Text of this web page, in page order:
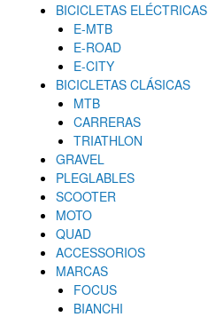
BICICLETAS ELÉCTRICAS
E-MTB
E-ROAD
E-CITY
BICICLETAS CLÁSICAS
MTB
CARRERAS
TRIATHLON
GRAVEL
PLEGLABLES
SCOOTER
MOTO
QUAD
ACCESSORIOS
MARCAS
FOCUS
BIANCHI